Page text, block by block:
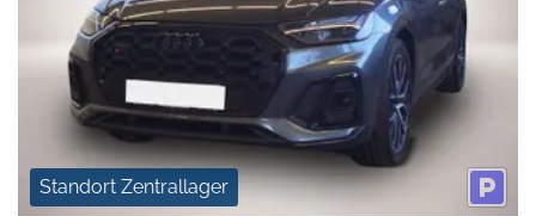
Standort Zentrallager